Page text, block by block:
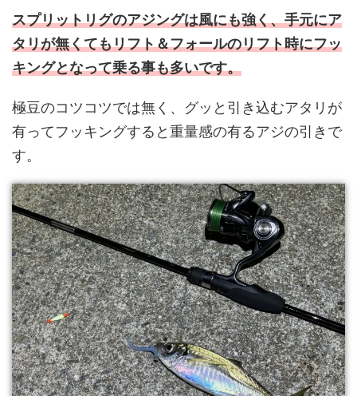
スプリットリグのアジングは風にも強く、手元にア
タリが無くてもリフト＆フォールのリフト時にフッ
キングとなって乗る事も多いです。
極豆のコツコツでは無く、グッと引き込むアタリが
有ってフッキングすると重量感の有るアジの引きで
す。